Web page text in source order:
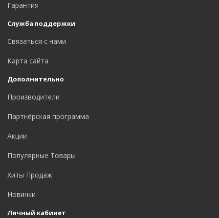
Гарантия
Служба поддержки
Связаться с нами
Карта сайта
Дополнительно
Производители
Партнёрская программа
Акции
Популярные Товары
Хиты Продаж
Новинки
Личный кабинет